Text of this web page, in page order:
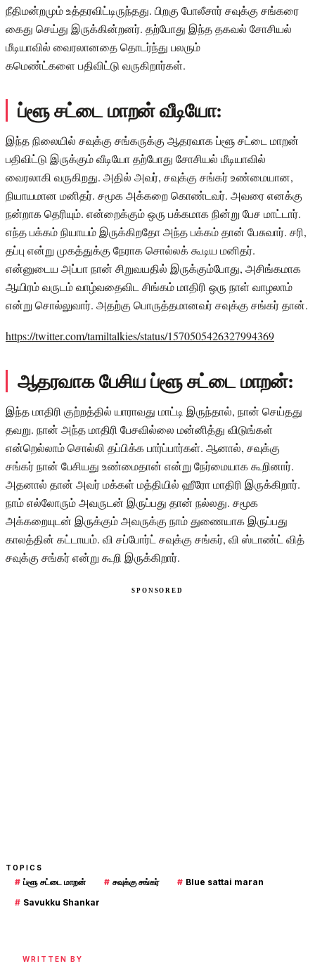
நீதிமன்றமும் உத்தரவிட்டிருந்தது. பிறகு போலீசார் சவுக்கு சங்கரை
கைது செய்து இருக்கின்றனர். தற்போது இந்த தகவல் சோசியல்
மீடியாவில் வைரலானதை தொடர்ந்து பலரும்
கமெண்ட்களை பதிவிட்டு வருகிறார்கள்.
ப்ளூ சட்டை மாறன் வீடியோ:
இந்த நிலையில் சவுக்கு சங்கருக்கு ஆதரவாக ப்ளூ சட்டை மாறன்
பதிவிட்டு இருக்கும் வீடியோ தற்போது சோசியல் மீடியாவில்
வைரலாகி வருகிறது. அதில் அவர், சவுக்கு சங்கர் உண்மையான,
நியாயமான மனிதர். சமூக அக்கறை கொண்டவர். அவரை எனக்கு
நன்றாக தெரியும். என்றைக்கும் ஒரு பக்கமாக நின்று பேச மாட்டார்.
எந்த பக்கம் நியாயம் இருக்கிறதோ அந்த பக்கம் தான் பேசுவார். சரி,
தப்பு என்று முகத்துக்கு நேராக சொல்லக் கூடிய மனிதர்.
என்னுடைய அப்பா நான் சிறுவயதில் இருக்கும்போது, அசிங்கமாக
ஆயிரம் வருடம் வாழ்வதைவிட சிங்கம் மாதிரி ஒரு நாள் வாழலாம்
என்று சொல்லுவார். அதற்கு பொருத்தமானவர் சவுக்கு சங்கர் தான்.
https://twitter.com/tamiltalkies/status/1570505426327994369
ஆதரவாக பேசிய ப்ளூ சட்டை மாறன்:
இந்த மாதிரி குற்றத்தில் யாராவது மாட்டி இருந்தால், நான் செய்தது
தவறு. நான் அந்த மாதிரி பேசவில்லை மன்னித்து விடுங்கள்
என்றெல்லாம் சொல்லி தப்பிக்க பார்ப்பார்கள். ஆனால், சவுக்கு
சங்கர் நான் பேசியது உண்மைதான் என்று நேர்மையாக கூறினார்.
அதனால் தான் அவர் மக்கள் மத்தியில் ஹீரோ மாதிரி இருக்கிறார்.
நாம் எல்லோரும் அவருடன் இருப்பது தான் நல்லது. சமூக
அக்கறையுடன் இருக்கும் அவருக்கு நாம் துணையாக இருப்பது
காலத்தின் கட்டாயம். வி சப்போர்ட் சவுக்கு சங்கர், வி ஸ்டாண்ட் வித்
சவுக்கு சங்கர் என்று கூறி இருக்கிறார்.
TOPICS
# ப்ளூ சட்டை மாறன் # சவுக்கு சங்கர் # Blue sattai maran
# Savukku Shankar
WRITTEN BY